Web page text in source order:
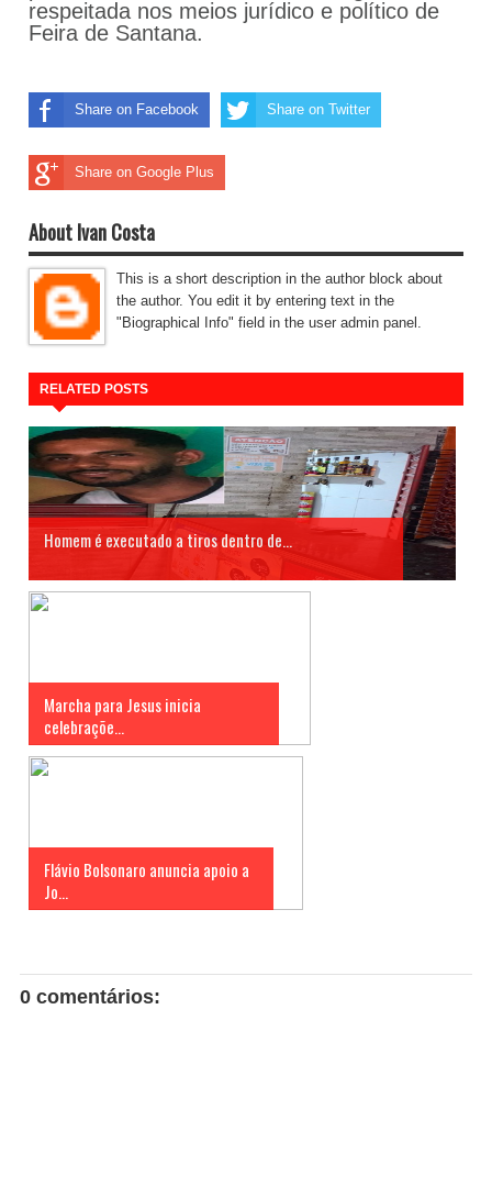
respeitada nos meios jurídico e político de
Feira de Santana.
Share on Facebook Share on Twitter
Share on Google Plus
About Ivan Costa
This is a short description in the author block about
the author. You edit it by entering text in the
"Biographical Info" field in the user admin panel.
RELATED POSTS
Homem é executado a tiros dentro de...
Marcha para Jesus inicia
celebraçõe...
Flávio Bolsonaro anuncia apoio a
Jo...
0 comentários: